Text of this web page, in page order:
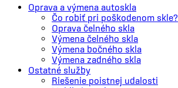
Oprava a výmena autoskla
Čo robiť pri poškodenom skle?
Oprava čelného skla
Výmena čelného skla
Výmena bočného skla
Výmena zadného skla
Ostatné služby
Riešenie poistnej udalosti